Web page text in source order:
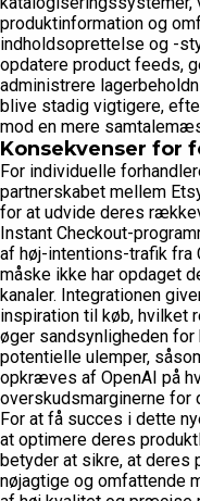
produktinformation og
indholdsoprettelse og -
opdatere product feeds,
administrere
blive stadig vigtigere,
mod en mere
Konsekvenser for
For individuelle
partnerskabet mellem
for at udvide deres
Instant Checkout-
af høj-intentions-trafik fra
måske ikke har opdaget
kanaler. Integrationen
inspiration til køb, hvilket
øger sandsynligheden
potentielle ulemper,
opkræves af OpenAI på
overskudsmarginerne
For at få succes i dette
at optimere deres
betyder at sikre, at deres
nøjagtige og omfattende